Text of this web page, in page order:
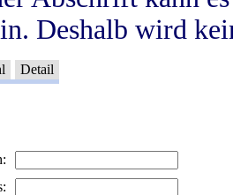
Deshalb wird
Detail